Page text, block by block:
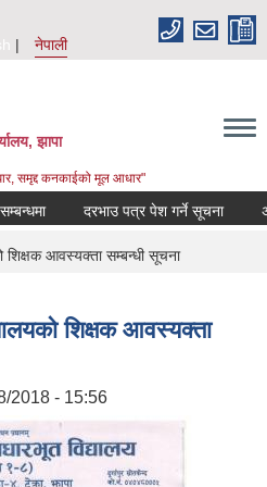
नेपाली
झापा
समृद्द कनकाईको मूल आधार"
दरभाउ पत्र पेश गर्ने सूचना
शिक्षक आवस्यक्ता सम्बन्धी सूचना
शिक्षक आवस्यक्ता
2018 - 15:56